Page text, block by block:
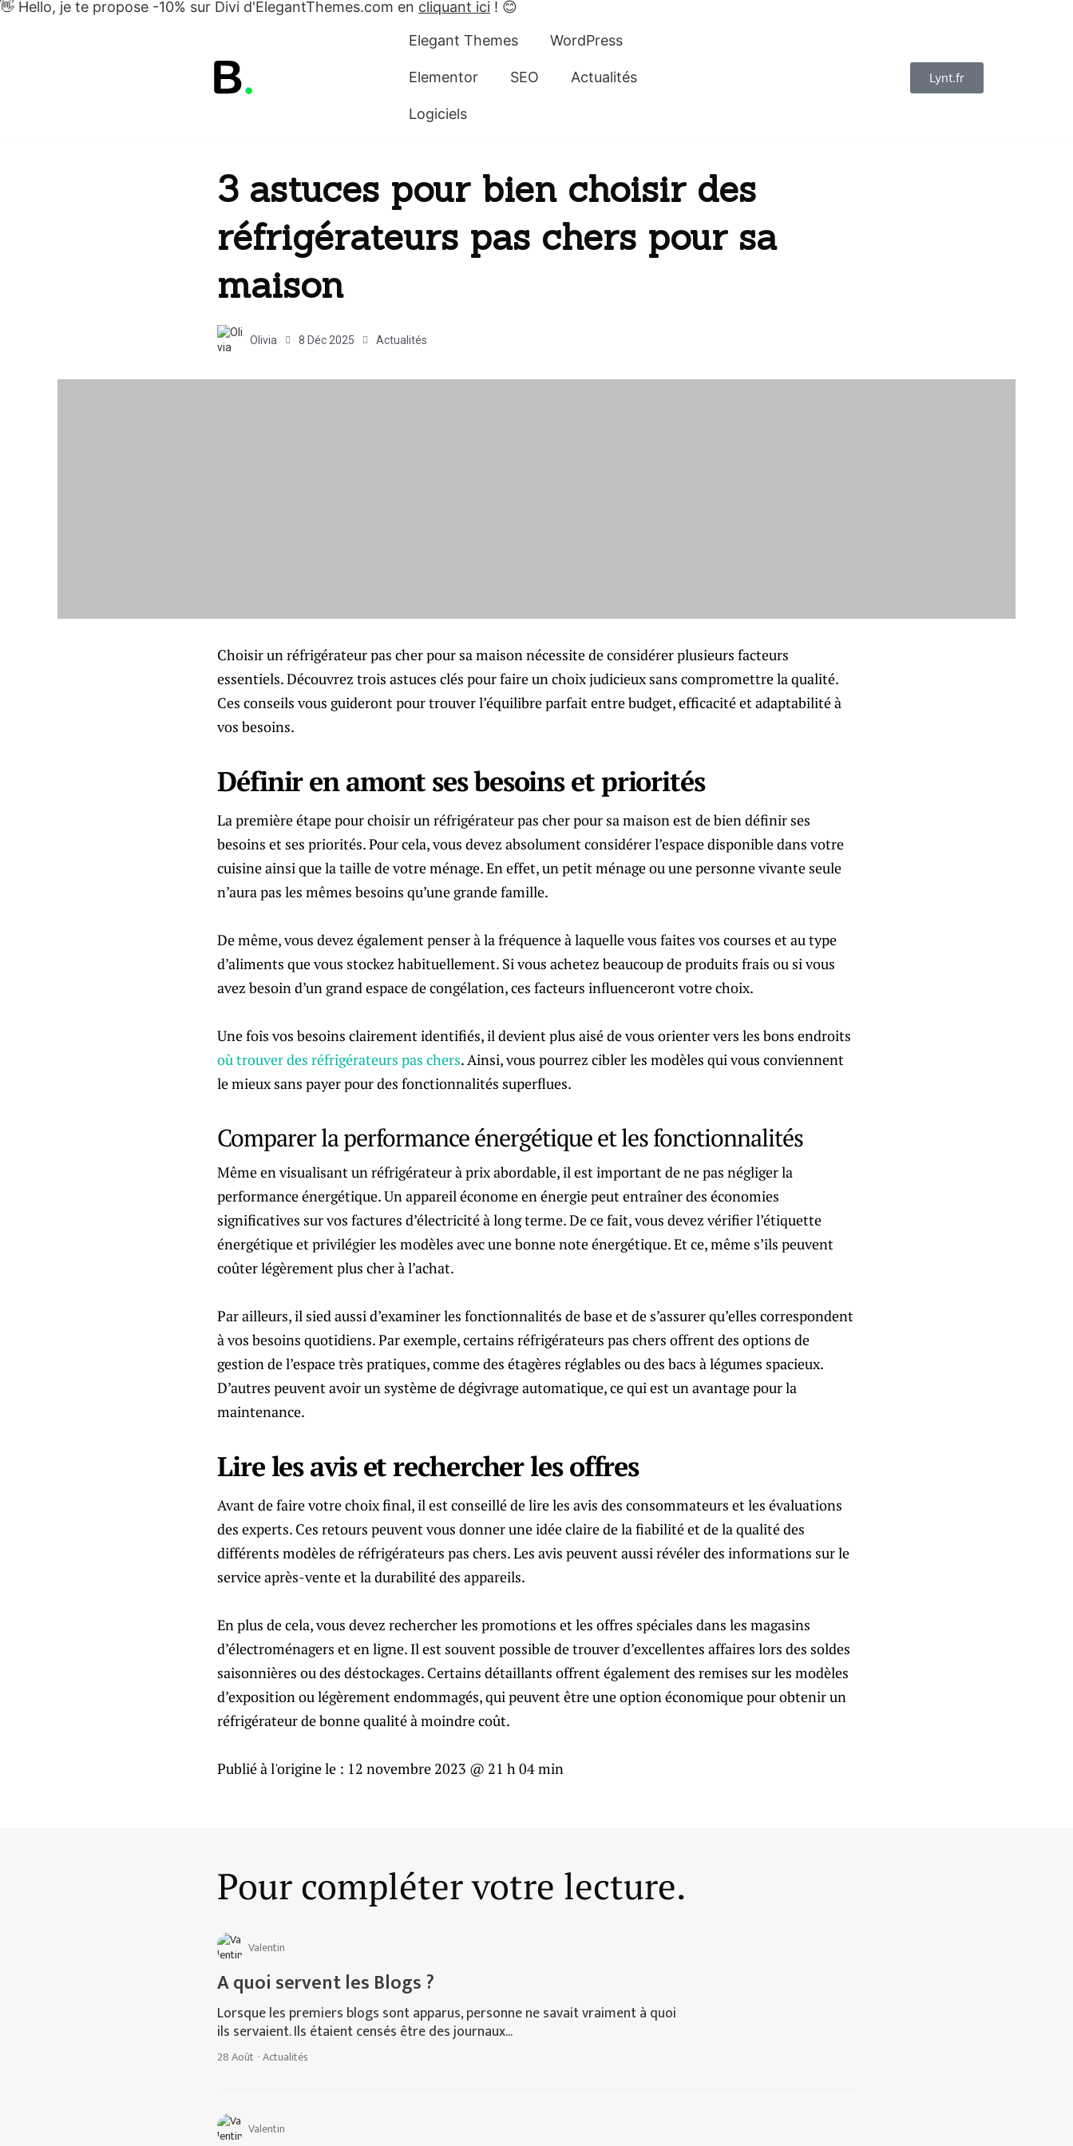
👋 Hello, je te propose -10% sur Divi d'ElegantThemes.com en cliquant ici ! 😊
Elegant Themes
WordPress
Elementor SEO Actualités
Logiciels
Lynt.fr
3 astuces pour bien choisir des
réfrigérateurs pas chers pour sa
maison
Olivia 8 Déc 2025 Actualités
Choisir un réfrigérateur pas cher pour sa maison nécessite de considérer plusieurs facteurs
essentiels. Découvrez trois astuces clés pour faire un choix judicieux sans compromettre la qualité.
Ces conseils vous guideront pour trouver l’équilibre parfait entre budget, efficacité et adaptabilité à
vos besoins.
Définir en amont ses besoins et priorités
La première étape pour choisir un réfrigérateur pas cher pour sa maison est de bien définir ses
besoins et ses priorités. Pour cela, vous devez absolument considérer l’espace disponible dans votre
cuisine ainsi que la taille de votre ménage. En effet, un petit ménage ou une personne vivante seule
n’aura pas les mêmes besoins qu’une grande famille.
De même, vous devez également penser à la fréquence à laquelle vous faites vos courses et au type
d’aliments que vous stockez habituellement. Si vous achetez beaucoup de produits frais ou si vous
avez besoin d’un grand espace de congélation, ces facteurs influenceront votre choix.
Une fois vos besoins clairement identifiés, il devient plus aisé de vous orienter vers les bons endroits
où trouver des réfrigérateurs pas chers. Ainsi, vous pourrez cibler les modèles qui vous conviennent
le mieux sans payer pour des fonctionnalités superflues.
Comparer la performance énergétique et les fonctionnalités
Même en visualisant un réfrigérateur à prix abordable, il est important de ne pas négliger la
performance énergétique. Un appareil économe en énergie peut entraîner des économies
significatives sur vos factures d’électricité à long terme. De ce fait, vous devez vérifier l’étiquette
énergétique et privilégier les modèles avec une bonne note énergétique. Et ce, même s’ils peuvent
coûter légèrement plus cher à l’achat.
Par ailleurs, il sied aussi d’examiner les fonctionnalités de base et de s’assurer qu’elles correspondent
à vos besoins quotidiens. Par exemple, certains réfrigérateurs pas chers offrent des options de
gestion de l’espace très pratiques, comme des étagères réglables ou des bacs à légumes spacieux.
D’autres peuvent avoir un système de dégivrage automatique, ce qui est un avantage pour la
maintenance.
Lire les avis et rechercher les offres
Avant de faire votre choix final, il est conseillé de lire les avis des consommateurs et les évaluations
des experts. Ces retours peuvent vous donner une idée claire de la fiabilité et de la qualité des
différents modèles de réfrigérateurs pas chers. Les avis peuvent aussi révéler des informations sur le
service après-vente et la durabilité des appareils.
En plus de cela, vous devez rechercher les promotions et les offres spéciales dans les magasins
d’électroménagers et en ligne. Il est souvent possible de trouver d’excellentes affaires lors des soldes
saisonnières ou des déstockages. Certains détaillants offrent également des remises sur les modèles
d’exposition ou légèrement endommagés, qui peuvent être une option économique pour obtenir un
réfrigérateur de bonne qualité à moindre coût.
Publié à l'origine le : 12 novembre 2023 @ 21 h 04 min
Pour compléter votre lecture.
Valentin
A quoi servent les Blogs ?
Lorsque les premiers blogs sont apparus, personne ne savait vraiment à quoi
ils servaient. Ils étaient censés être des journaux...
28 Août ·Actualités
Valentin